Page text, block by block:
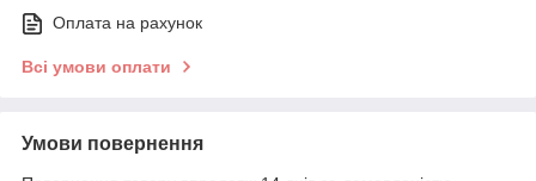
Оплата на рахунок
Всі умови оплати
Умови повернення